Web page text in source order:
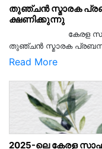
തുഞ്ചൻ സ്മാരക
ക്ഷണിക്കുന്നു
കേരള സാഹിത്യ
തുഞ്ചൻ സ്മാരക
Read More
2025-ലെ കേരള